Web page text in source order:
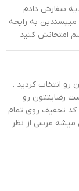
کرده است.
زنانهو
اسمارت
کرده است.
می‌داند و
خود را
اسمارت
شفاف به شکل
و حال هر
ادکلن
سفارش دادم
میپسندین به رایحه
رو انتخاب کردید .
ی تلخ و گرم ادکلن ۲۱۲ تونست رضایتتون رو
تخفیف روی تمام
مرسی از نظر